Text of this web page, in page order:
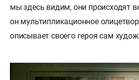
мы здесь видим, они происходят
он мультипликационное
описывает своего героя сам